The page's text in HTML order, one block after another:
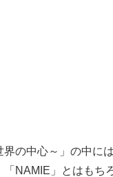
界の中心～」の中に
「NAMIE」とはもち